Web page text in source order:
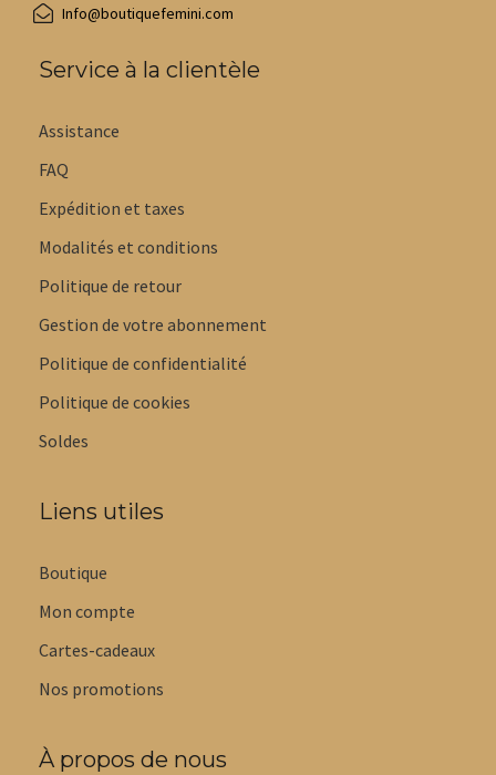
Info@boutiquefemini.com
Service à la clientèle
Assistance
FAQ
Expédition et taxes
Modalités et conditions
Politique de retour
Gestion de votre abonnement
Politique de confidentialité
Politique de cookies
Soldes
Liens utiles
Boutique
Mon compte
Cartes-cadeaux
Nos promotions
À propos de nous